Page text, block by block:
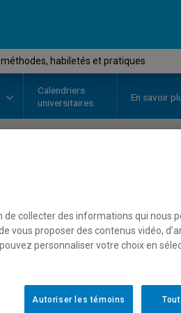
habiletés et pratiques
Calendriers
universitaires
En savoir
habiletés et
de collecter des informations qui nous
vous proposer des contenus vidéo,
personnaliser votre choix en
Autoriser les témoins